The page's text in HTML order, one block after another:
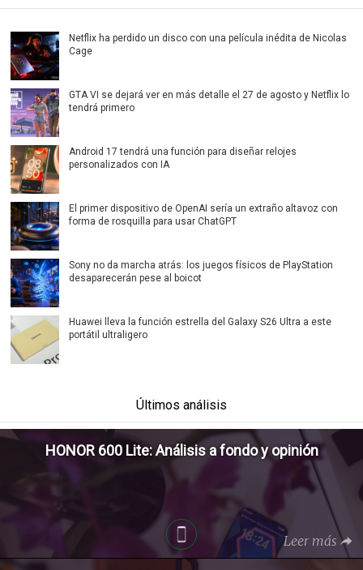
Netflix ha perdido un disco con una película inédita de Nicolas
Cage
GTA VI se dejará ver en más detalle el 27 de agosto y Netflix lo
tendrá primero
Android 17 tendrá una función para diseñar relojes
personalizados con IA
El primer dispositivo de OpenAI sería un extraño altavoz con
forma de rosquilla para usar ChatGPT
Sony no da marcha atrás: los juegos físicos de PlayStation
desaparecerán pese al boicot
Huawei lleva la función estrella del Galaxy S26 Ultra a este
portátil ultraligero
Últimos análisis
HONOR 600 Lite: Análisis a fondo y opinión
Leer más